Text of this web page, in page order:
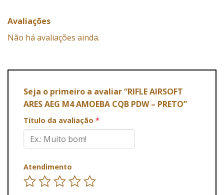
Avaliações
Não há avaliações ainda.
Seja o primeiro a avaliar “RIFLE AIRSOFT
ARES AEG M4 AMOEBA CQB PDW – PRETO”
Título da avaliação *
Atendimento